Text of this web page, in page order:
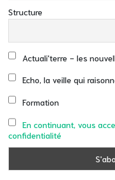
Structure
Actuali'terre - les
Echo, la veille qui
Formation
En continuant, vous
confidentialité